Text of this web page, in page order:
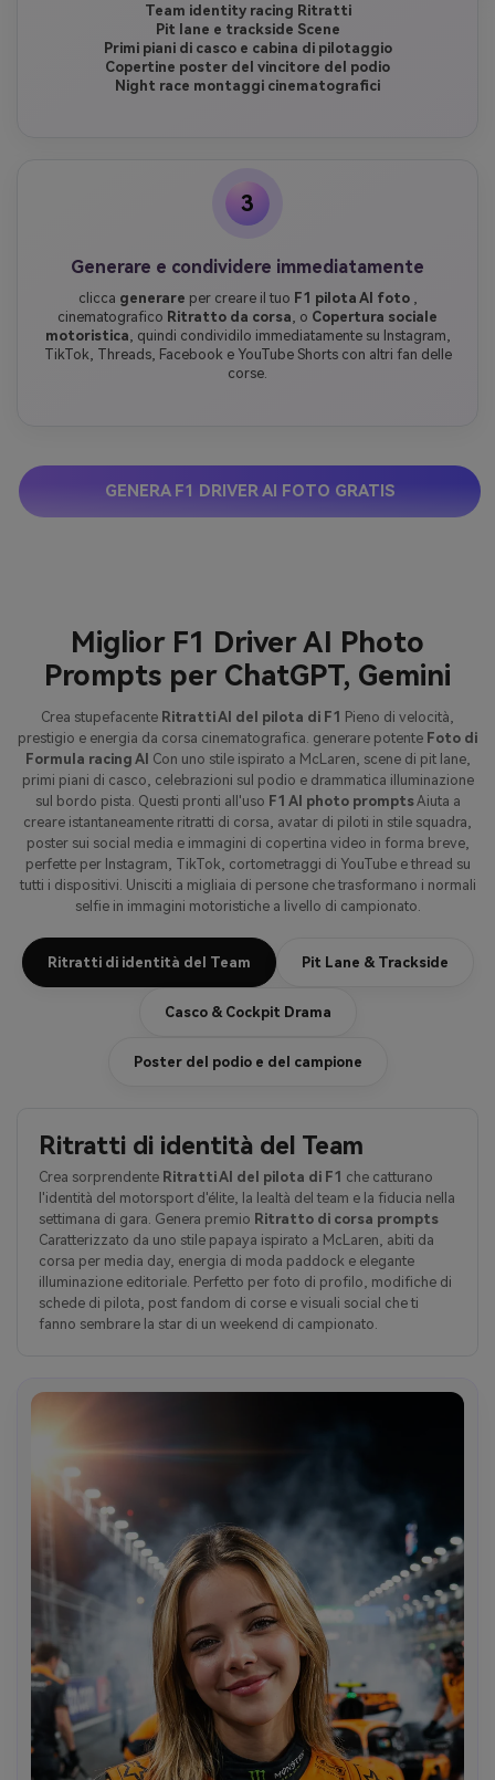
Team identity racing Ritratti
Pit lane e trackside Scene
Primi piani di casco e cabina di pilotaggio
Copertine poster del vincitore del podio
Night race montaggi cinematografici
3
Generare e condividere immediatamente
clicca generare per creare il tuo F1 pilota AI foto,
cinematografico Ritratto da corsa, o Copertura sociale
motoristica, quindi condividilo immediatamente su Instagram,
TikTok, Threads, Facebook e YouTube Shorts con altri fan delle
corse.
GENERA F1 DRIVER AI FOTO GRATIS
Miglior F1 Driver AI Photo
Prompts per ChatGPT, Gemini
Crea stupefacente Ritratti AI del pilota di F1 Pieno di velocità,
prestigio e energia da corsa cinematografica. generare potente Foto di
Formula racing AI Con uno stile ispirato a McLaren, scene di pit lane,
primi piani di casco, celebrazioni sul podio e drammatica illuminazione
sul bordo pista. Questi pronti all'uso F1 AI photo promptsAiuta a
creare istantaneamente ritratti di corsa, avatar di piloti in stile squadra,
poster sui social media e immagini di copertina video in forma breve,
perfette per Instagram, TikTok, cortometraggi di YouTube e thread su
tutti i dispositivi. Unisciti a migliaia di persone che trasformano i normali
selfie in immagini motoristiche a livello di campionato.
Ritratti di identità del Team Pit Lane & Trackside
Casco & Cockpit Drama
Poster del podio e del campione
Ritratti di identità del Team
Crea sorprendente Ritratti AI del pilota di F1 che catturano
l'identità del motorsport d'élite, la lealtà del team e la fiducia nella
settimana di gara. Genera premio Ritratto di corsa prompts
Caratterizzato da uno stile papaya ispirato a McLaren, abiti da
corsa per media day, energia di moda paddock e elegante
illuminazione editoriale. Perfetto per foto di profilo, modifiche di
schede di pilota, post fandom di corse e visuali social che ti
fanno sembrare la star di un weekend di campionato.